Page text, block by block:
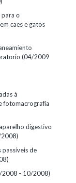
o
caes e gatos
(04/2009
à
fotomacrografía
digestivo
passíveis de
2008 - 10/2008)